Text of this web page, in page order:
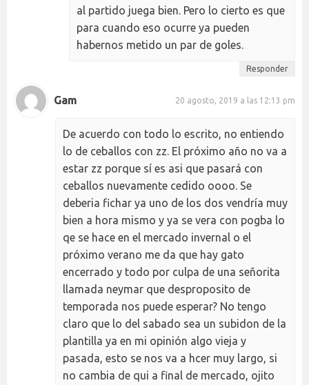
al partido juega bien. Pero lo cierto es que
para cuando eso ocurre ya pueden
habernos metido un par de goles.
Responder
Gam 20 agosto, 2019 a las 12:13 pm
De acuerdo con todo lo escrito, no entiendo
lo de ceballos con zz. El próximo año no va a
estar zz porque sí es asi que pasará con
ceballos nuevamente cedido oooo. Se
deberia fichar ya uno de los dos vendría muy
bien a hora mismo y ya se vera con pogba lo
qe se hace en el mercado invernal o el
próximo verano me da que hay gato
encerrado y todo por culpa de una señorita
llamada neymar que desproposito de
temporada nos puede esperar? No tengo
claro que lo del sabado sea un subidon de la
plantilla ya en mi opinión algo vieja y
pasada, esto se nos va a hcer muy largo, si
no cambia de qui a final de mercado, ojito